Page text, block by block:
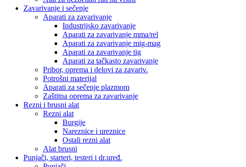
Zavarivanje i sečenje
Aparati za zavarivanje
Industrijsko zavarivanje
Aparati za zavarivanje mma/rel
Aparati za zavarivanje mig-mag
Aparati za zavarivanje tig
Aparati za tačkasto zavarivanje
Pribor, oprema i delovi za zavariv.
Potrošni materijal
Aparati za sečenje plazmom
Zaštitna oprema za zavarivanje
Rezni i brusni alat
Rezni alat
Burgije
Nareznice i ureznice
Ostali rezni alat
Alat brusni
Punjači, starteri, testeri i dr.uređ.